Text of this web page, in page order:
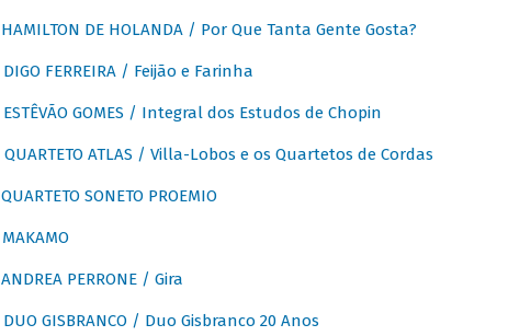
HAMILTON DE HOLANDA / Por Que Tanta Gente Gosta?
DIGO FERREIRA / Feijão e Farinha
ESTÊVÃO GOMES / Integral dos Estudos de Chopin
QUARTETO ATLAS / Villa-Lobos e os Quartetos de Cordas
QUARTETO SONETO PROEMIO
MAKAMO
ANDREA PERRONE / Gira
DUO GISBRANCO / Duo Gisbranco 20 Anos